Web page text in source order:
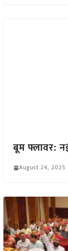
बूम फ्लावर:
August 24, 2025